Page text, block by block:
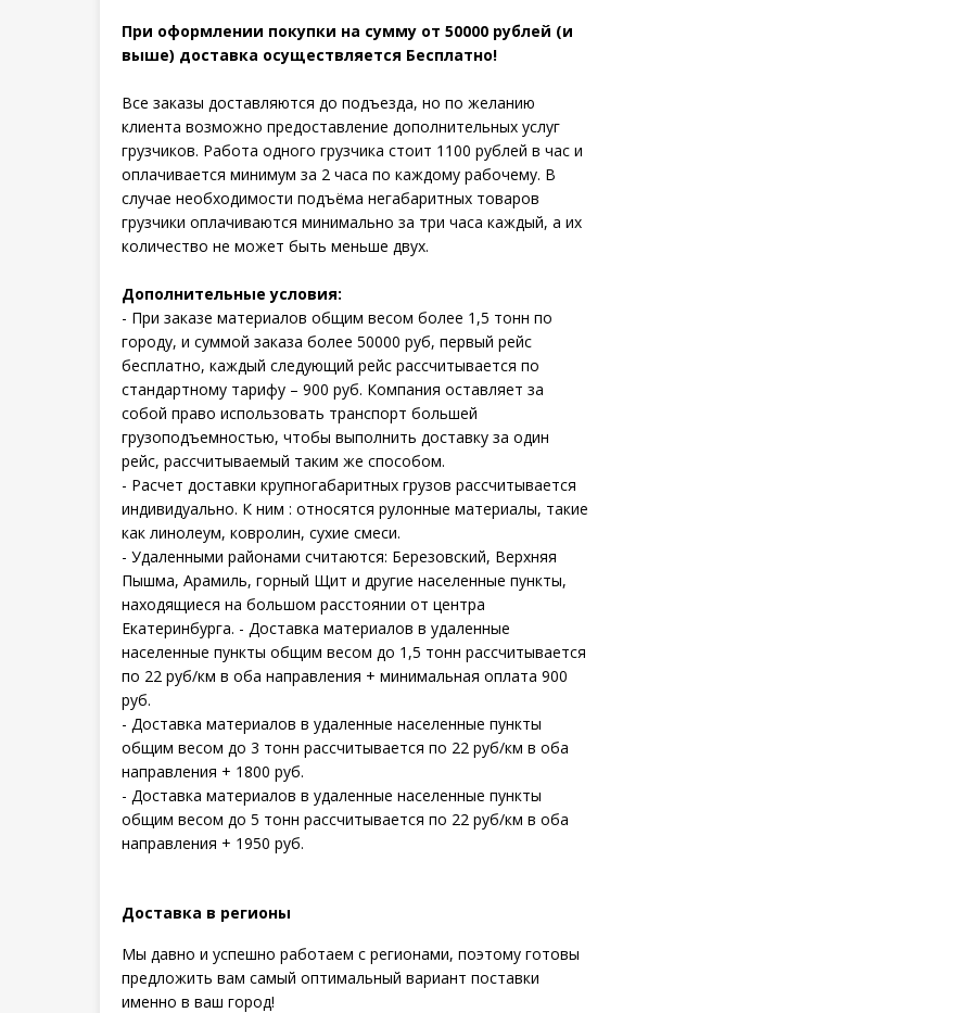
При оформлении покупки на сумму от 50000 рублей (и
выше) доставка осуществляется Бесплатно!
Все заказы доставляются до подъезда, но по желанию
клиента возможно предоставление дополнительных услуг
грузчиков. Работа одного грузчика стоит 1100 рублей в час и
оплачивается минимум за 2 часа по каждому рабочему. В
случае необходимости подъёма негабаритных товаров
грузчики оплачиваются минимально за три часа каждый, а их
количество не может быть меньше двух.
Дополнительные условия:
- При заказе материалов общим весом более 1,5 тонн по
городу, и суммой заказа более 50000 руб, первый рейс
бесплатно, каждый следующий рейс рассчитывается по
стандартному тарифу – 900 руб. Компания оставляет за
собой право использовать транспорт большей
грузоподъемностью, чтобы выполнить доставку за один
рейс, рассчитываемый таким же способом.
- Расчет доставки крупногабаритных грузов рассчитывается
индивидуально. К ним : относятся рулонные материалы, такие
как линолеум, ковролин, сухие смеси.
- Удаленными районами считаются: Березовский, Верхняя
Пышма, Арамиль, горный Щит и другие населенные пункты,
находящиеся на большом расстоянии от центра
Екатеринбурга. - Доставка материалов в удаленные
населенные пункты общим весом до 1,5 тонн рассчитывается
по 22 руб/км в оба направления + минимальная оплата 900
руб.
- Доставка материалов в удаленные населенные пункты
общим весом до 3 тонн рассчитывается по 22 руб/км в оба
направления + 1800 руб.
- Доставка материалов в удаленные населенные пункты
общим весом до 5 тонн рассчитывается по 22 руб/км в оба
направления + 1950 руб.
Доставка в регионы
Мы давно и успешно работаем с регионами, поэтому готовы
предложить вам самый оптимальный вариант поставки
именно в ваш город!